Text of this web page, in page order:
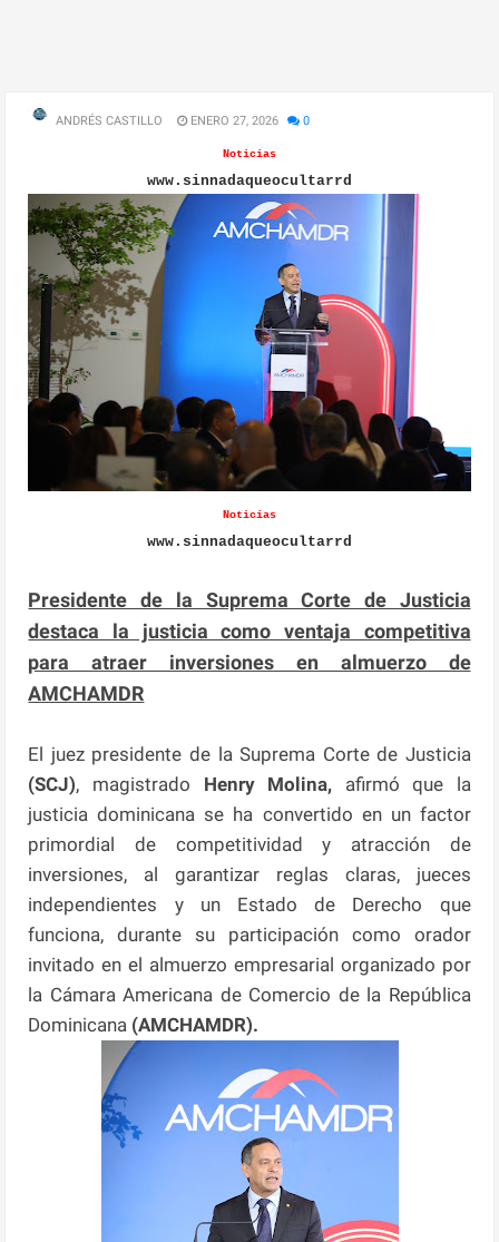
ANDRÉS CASTILLO ENERO 27, 2026 0
Noticias
www.sinnadaqueocultarrd
Noticias
www.sinnadaqueocultarrd
Presidente de la Suprema Corte de Justicia
destaca la justicia como ventaja competitiva
para atraer inversiones en almuerzo de
AMCHAMDR
El juez presidente de la Suprema Corte de Justicia
(SCJ), magistrado Henry Molina, afirmó que la
justicia dominicana se ha convertido en un factor
primordial de competitividad y atracción de
inversiones, al garantizar reglas claras, jueces
independientes y un Estado de Derecho que
funciona, durante su participación como orador
invitado en el almuerzo empresarial organizado por
la Cámara Americana de Comercio de la República
Dominicana (AMCHAMDR).